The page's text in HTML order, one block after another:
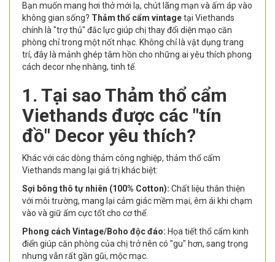
Bạn muốn mang hơi thở mới lạ, chút lãng mạn và ấm áp vào
không gian sống? Thảm thổ cẩm vintagetại Viethands
chính là "trợ thủ" đắc lực giúp chị thay đổi diện mạo căn
phòng chỉ trong một nốt nhạc. Không chỉ là vật dụng trang
trí, đây là mảnh ghép tâm hồn cho những ai yêu thích phong
cách decor nhẹ nhàng, tinh tế.
1. Tại sao Thảm thổ cẩm
Viethands được các "tín
đồ" Decor yêu thích?
Khác với các dòng thảm công nghiệp, thảm thổ cẩm
Viethands mang lại giá trị khác biệt:
Sợi bông thô tự nhiên (100% Cotton): Chất liệu thân thiện
với môi trường, mang lại cảm giác mềm mại, êm ái khi chạm
vào và giữ ấm cực tốt cho cơ thể.
Phong cách Vintage/Boho độc đáo: Họa tiết thổ cẩm kinh
điển giúp căn phòng của chị trở nên có "gu" hơn, sang trọng
nhưng vẫn rất gần gũi, mộc mạc.